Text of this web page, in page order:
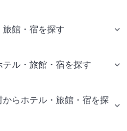
館・宿を探す
ル・旅館・宿を探す
らホテル・旅館・宿を探